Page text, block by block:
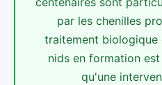
par les chenilles
traitement biologique
nids en formation
qu'une